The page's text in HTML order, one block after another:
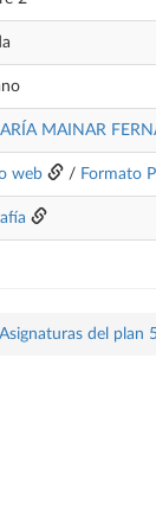
MAINAR
web / Formato
Asignaturas del plan